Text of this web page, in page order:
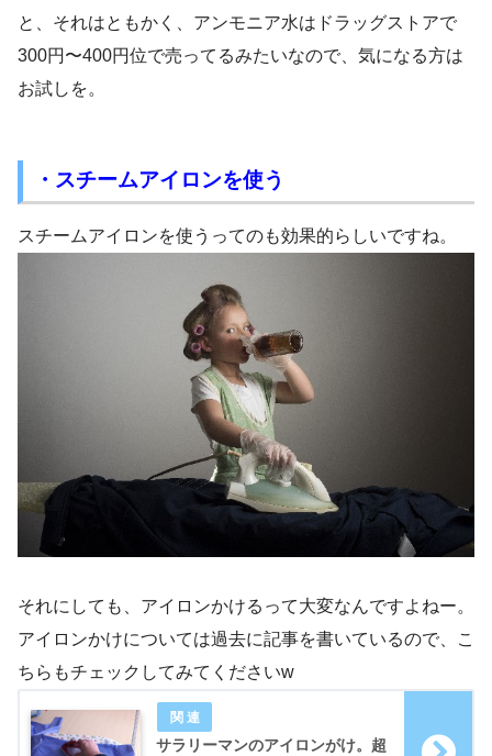
と、それはともかく、アンモニア水はドラッグストアで
300円〜400円位で売ってるみたいなので、気になる方は
お試しを。
・スチームアイロンを使う
スチームアイロンを使うってのも効果的らしいですね。
それにしても、アイロンかけるって大変なんですよねー。
アイロンかけについては過去に記事を書いているので、こ
ちらもチェックしてみてくださいw
サラリーマンのアイロンがけ。超